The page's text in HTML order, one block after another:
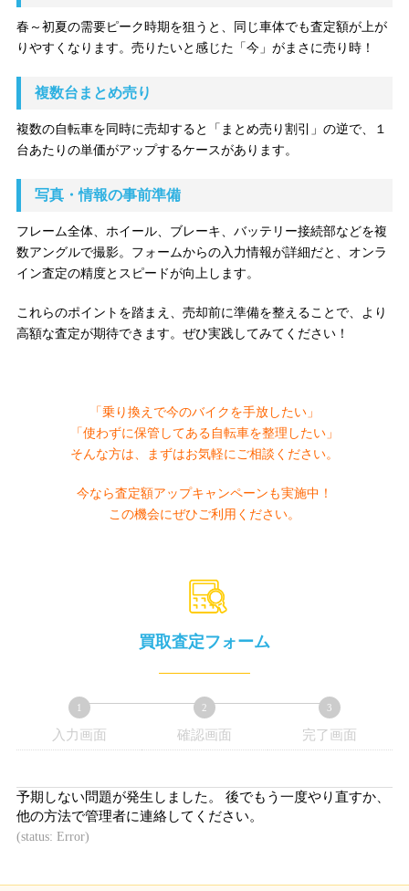
春～初夏の需要ピーク時期を狙うと、同じ車体でも査定額が上が
りやすくなります。売りたいと感じた「今」がまさに売り時！
複数台まとめ売り
複数の自転車を同時に売却すると「まとめ売り割引」の逆で、１
台あたりの単価がアップするケースがあります。
写真・情報の事前準備
フレーム全体、ホイール、ブレーキ、バッテリー接続部などを複
数アングルで撮影。フォームからの入力情報が詳細だと、オンラ
イン査定の精度とスピードが向上します。
これらのポイントを踏まえ、売却前に準備を整えることで、より
高額な査定が期待できます。ぜひ実践してみてください！
「乗り換えで今のバイクを手放したい」
「使わずに保管してある自転車を整理したい」
そんな方は、まずはお気軽にご相談ください。
今なら査定額アップキャンペーンも実施中！
この機会にぜひご利用ください。
買取査定フォーム
1
入力画面
現
表
示
さ
い
2
確認画面
現
表
示
い
3
完了画面
現
表
い
予期しない問題が発生しました。 後でもう一度やり直すか、
他の方法で管理者に連絡してください。
(status: Error)